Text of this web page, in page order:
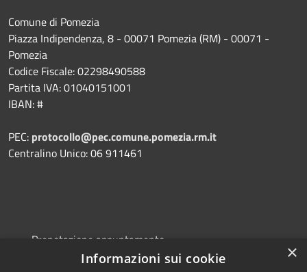
Comune di Pomezia
Piazza Indipendenza, 8 - 00071 Pomezia (RM) - 00071 -
Pomezia
Codice Fiscale: 02298490588
Partita IVA: 01040151001
IBAN: #
PEC: protocollo@pec.comune.pomezia.rm.it
Centralino Unico: 06 911461
Prenotazione appuntamento
Segnalazione disservizio
×
Informazioni sui cookie